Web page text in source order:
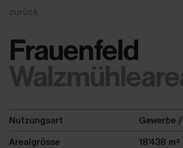
Frauenfeld
zurück
Nutzungsart
Gewerbe
Arealgrösse
18’438 m²